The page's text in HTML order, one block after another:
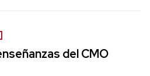
del CMO